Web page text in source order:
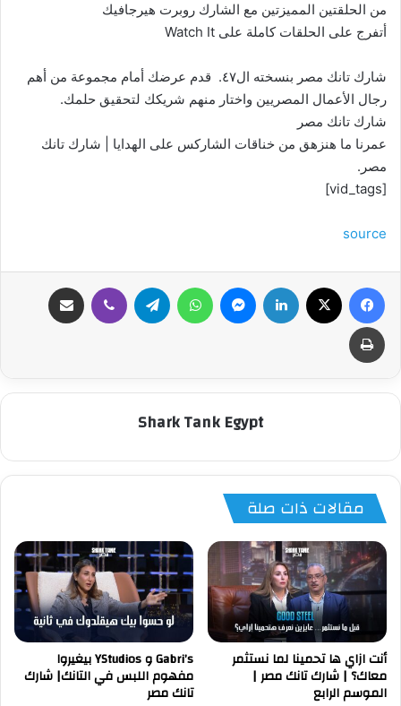
من الحلقتين المميزتين مع الشارك روبرت هيرجافيك
أتفرج على الحلقات كاملة على Watch It
شارك تانك مصر بنسخته ال٤٧. قدم عرضك أمام مجموعة من أهم
رجال الأعمال المصريين واختار منهم شريكك لتحقيق حلمك.
شارك تانك مصر
عمرنا ما هنزهق من خناقات الشاركس على الهدايا | شارك تانك
مصر.
[vid_tags]
source
فيسبوك لينكدإن ماسنجر واتساب تيلقرام ڤايبر
طباعة
Shark Tank Egypt
مقالات ذات صلة
أنت ازاي ها تحمينا لما نستثمر
معاك؟ | شارك تانك مصر |
الموسم الرابع
Gabri’s و YStudios بيغيروا
مفهوم اللبس في التانك| شارك
تانك مصر